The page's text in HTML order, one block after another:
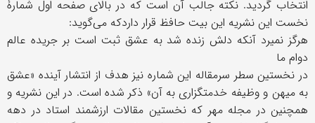
انتخاب گردید. نکته جالب آن است که در بالای صفحه اول شمارۀ
نخست این نشریه این بیت حافظ قرار داردکه می‌گوید:
هرگز نمیرد آنکه دلش زنده شد به عشق ثبت است بر جریده عالم
دوام ما
در نخستین سطر سرمقاله این شماره نیز هدف از انتشار آینده «عشق
به میهن و وظیفه خدمتگزاری به آن» ذکر شده است. در این نشریه و
همچنین در مجله مهر که نخستین مقالات ارزشمند استاد در دهه